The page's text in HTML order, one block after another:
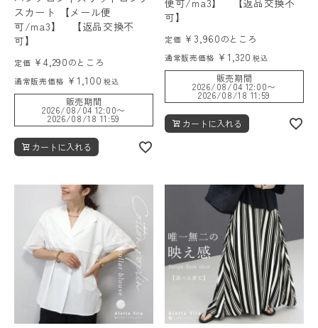
スカート 【メール便
可/ma3】 【返品交換不
可】
定価 ¥4,290のところ
通常販売価格 ¥ 1,100 税込
販売期間
2026/08/04 12:00〜
2026/08/18 11:59
カートに入れる
可】
定価 ¥3,960のところ
通常販売価格 ¥ 1,320 税込
販売期間
2026/08/04 12:00〜
2026/08/18 11:59
カートに入れる